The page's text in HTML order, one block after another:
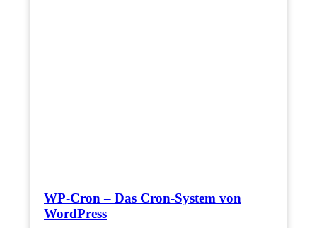
WP-Cron – Das Cron-System von
WordPress